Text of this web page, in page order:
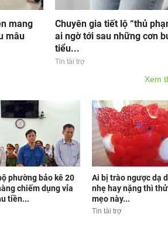
mang
mâu
Chuyên gia tiết lộ “thủ
ai ngờ tới sau những cơn
tiểu...
Tin tài trợ
Xem
phường bảo kê 20
chiếm dụng vỉa
tiền...
Ai bị trào ngược dạ
nhẹ hay nặng thì
mẹo này...
Tin tài trợ